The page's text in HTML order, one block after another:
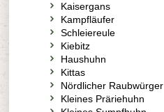
Kaisergans
Kampfläufer
Schleiereule
Kiebitz
Haushuhn
Kittas
Nördlicher Raubwürger
Kleines Präriehuhn